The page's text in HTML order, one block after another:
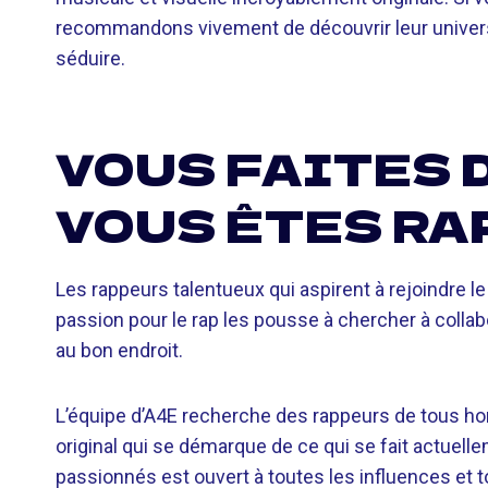
recommandons vivement de découvrir leur
séduire.
VOUS FAITES
VOUS ÊTES
Les rappeurs talentueux qui aspirent à rejoindre
passion pour le rap les pousse à chercher à
au bon endroit.
L’équipe d’A4E recherche des rappeurs de tous
original qui se démarque de ce qui se fait
passionnés est ouvert à toutes les influences et